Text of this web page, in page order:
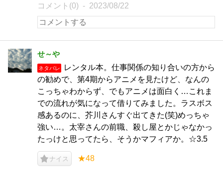
コメント(0) 2023/08/22
せ～や
ネタバレ
レンタル本。仕事関係の知り合いの方から
の勧めで、第4期からアニメを見たけど、なんの
こっちゃわからず、でもアニメは面白く…これま
での流れが気になって借りてみました。ラスボス
感あるのに、芥川さんすぐ出てきた(笑)めっちゃ
強い…。太宰さんの前職、殺し屋とかじゃなかっ
たっけと思ってたら、そうかマフィアか。☆3.5
ナイス ★48